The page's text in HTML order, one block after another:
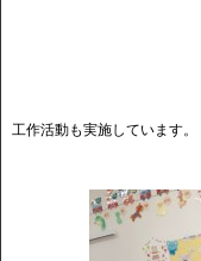
工作活動も実施しています。